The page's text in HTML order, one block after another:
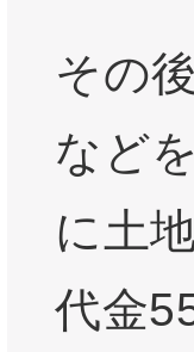
その
など
に土
代金